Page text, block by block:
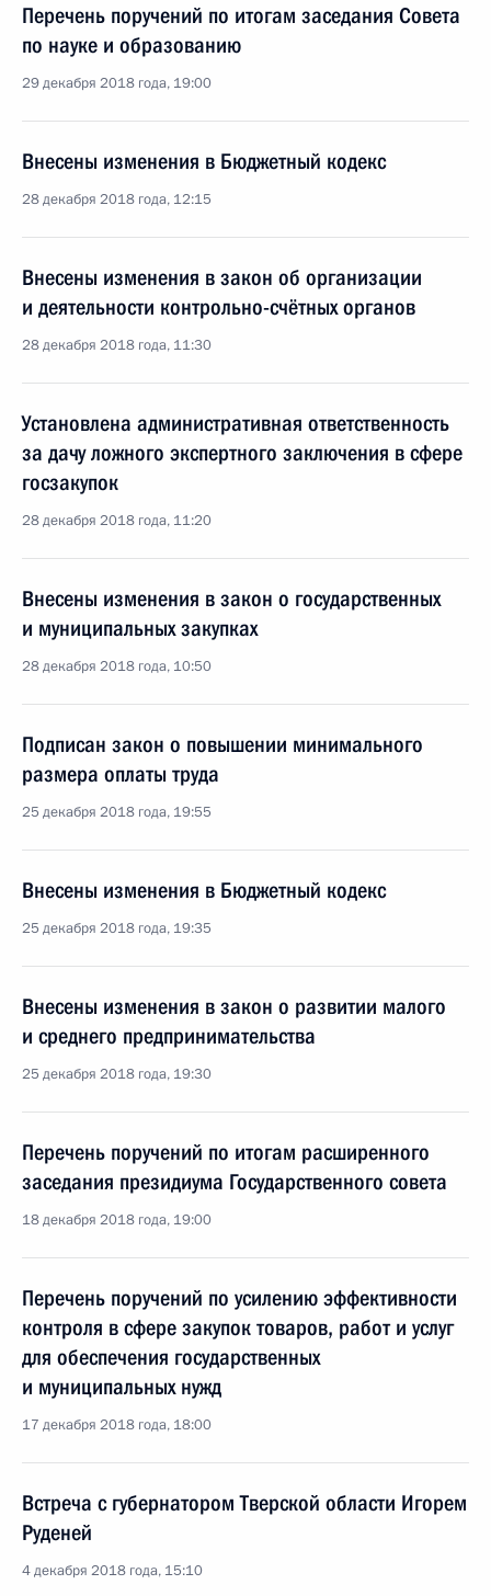
Перечень поручений по итогам заседания Совета
по науке и образованию
29 декабря 2018 года, 19:00
Внесены изменения в Бюджетный кодекс
28 декабря 2018 года, 12:15
Внесены изменения в закон об организации
и деятельности контрольно-счётных органов
28 декабря 2018 года, 11:30
Установлена административная ответственность
за дачу ложного экспертного заключения в сфере
госзакупок
28 декабря 2018 года, 11:20
Внесены изменения в закон о государственных
и муниципальных закупках
28 декабря 2018 года, 10:50
Подписан закон о повышении минимального
размера оплаты труда
25 декабря 2018 года, 19:55
Внесены изменения в Бюджетный кодекс
25 декабря 2018 года, 19:35
Внесены изменения в закон о развитии малого
и среднего предпринимательства
25 декабря 2018 года, 19:30
Перечень поручений по итогам расширенного
заседания президиума Государственного совета
18 декабря 2018 года, 19:00
Перечень поручений по усилению эффективности
контроля в сфере закупок товаров, работ и услуг
для обеспечения государственных
и муниципальных нужд
17 декабря 2018 года, 18:00
Встреча с губернатором Тверской области Игорем
Руденей
4 декабря 2018 года, 15:10